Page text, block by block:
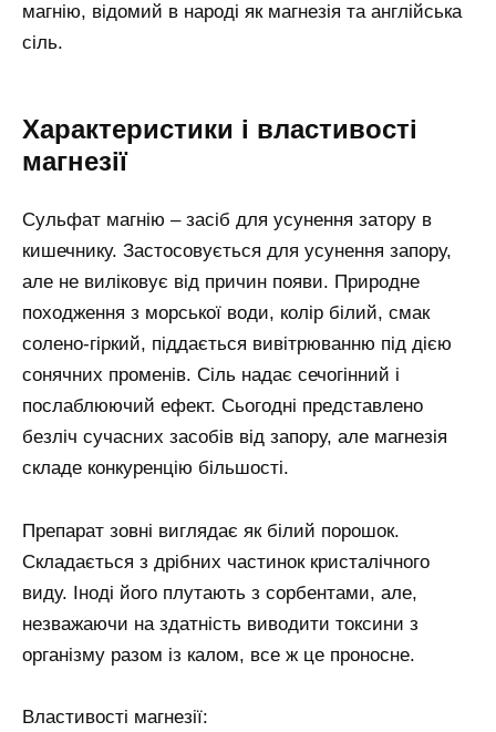
магнію, відомий в народі як магнезія та англійська
сіль.
Характеристики і властивості
магнезії
Сульфат магнію – засіб для усунення затору в
кишечнику. Застосовується для усунення запору,
але не виліковує від причин появи. Природне
походження з морської води, колір білий, смак
солено-гіркий, піддається вивітрюванню під дією
сонячних променів. Сіль надає сечогінний і
послаблюючий ефект. Сьогодні представлено
безліч сучасних засобів від запору, але магнезія
складе конкуренцію більшості.
Препарат зовні виглядає як білий порошок.
Складається з дрібних частинок кристалічного
виду. Іноді його плутають з сорбентами, але,
незважаючи на здатність виводити токсини з
організму разом із калом, все ж це проносне.
Властивості магнезії: